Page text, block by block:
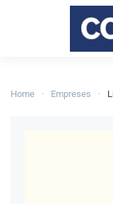
Skip to main
Home Empreses